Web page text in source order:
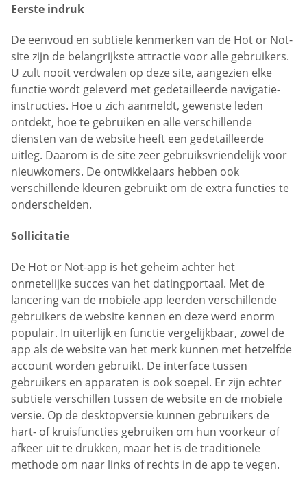
Eerste indruk
De eenvoud en subtiele kenmerken van de Hot or Not-
site zijn de belangrijkste attractie voor alle gebruikers.
U zult nooit verdwalen op deze site, aangezien elke
functie wordt geleverd met gedetailleerde navigatie-
instructies. Hoe u zich aanmeldt, gewenste leden
ontdekt, hoe te gebruiken en alle verschillende
diensten van de website heeft een gedetailleerde
uitleg. Daarom is de site zeer gebruiksvriendelijk voor
nieuwkomers. De ontwikkelaars hebben ook
verschillende kleuren gebruikt om de extra functies te
onderscheiden.
Sollicitatie
De Hot or Not-app is het geheim achter het
onmetelijke succes van het datingportaal. Met de
lancering van de mobiele app leerden verschillende
gebruikers de website kennen en deze werd enorm
populair. In uiterlijk en functie vergelijkbaar, zowel de
app als de website van het merk kunnen met hetzelfde
account worden gebruikt. De interface tussen
gebruikers en apparaten is ook soepel. Er zijn echter
subtiele verschillen tussen de website en de mobiele
versie. Op de desktopversie kunnen gebruikers de
hart- of kruisfuncties gebruiken om hun voorkeur of
afkeer uit te drukken, maar het is de traditionele
methode om naar links of rechts in de app te vegen.